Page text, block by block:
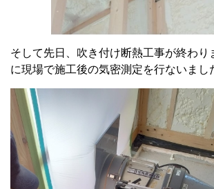
そして先日、吹き付け断熱工事が終わり
に現場で施工後の気密測定を行ないまし